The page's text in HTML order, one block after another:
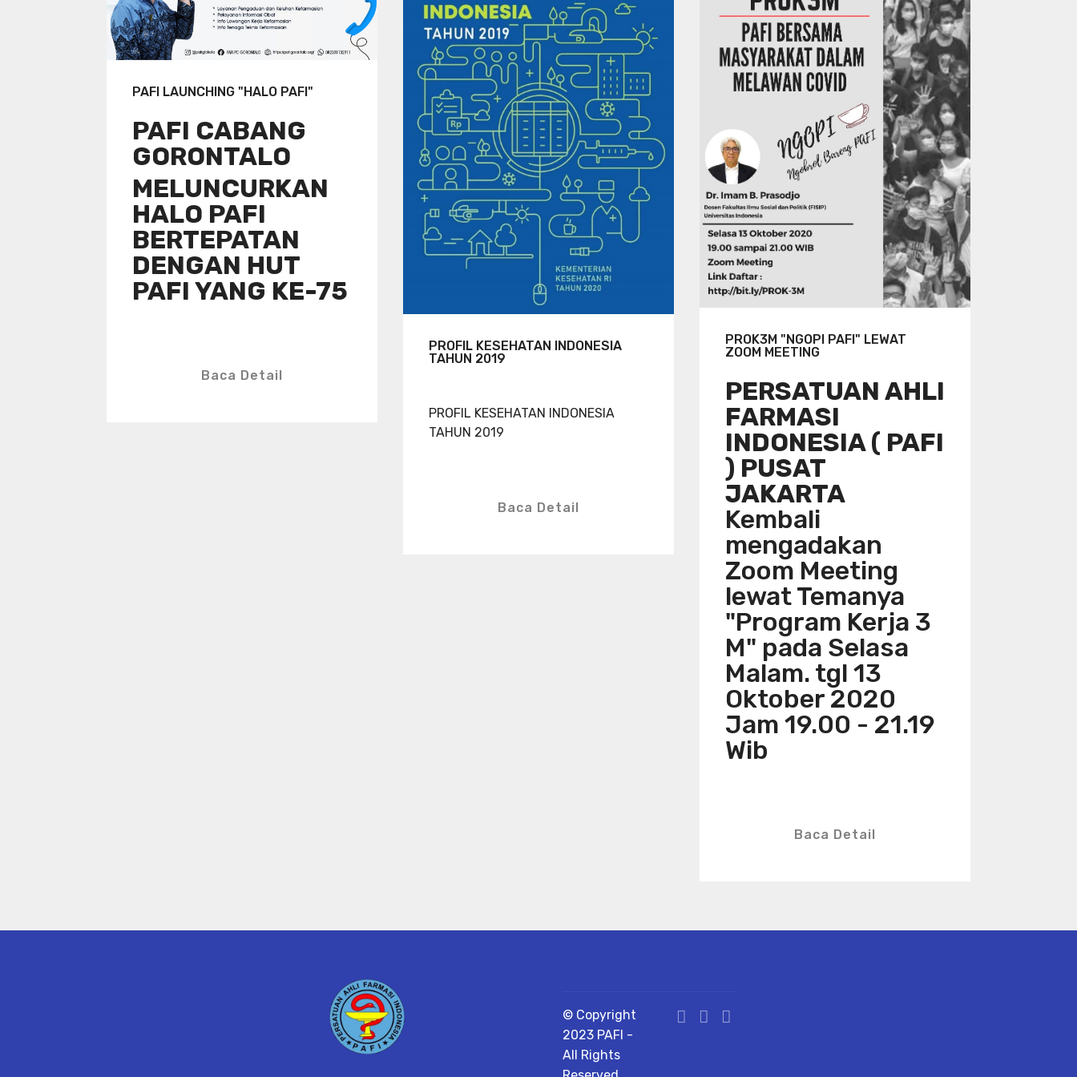
PAFI LAUNCHING "HALO PAFI"
PAFI CABANG
GORONTALO
MELUNCURKAN
HALO PAFI
BERTEPATAN
DENGAN HUT
PAFI YANG KE-75
Baca Detail
PROFIL KESEHATAN INDONESIA
TAHUN 2019
PROFIL KESEHATAN INDONESIA
TAHUN 2019
Baca Detail
PROK3M "NGOPI PAFI" LEWAT
ZOOM MEETING
PERSATUAN AHLI
FARMASI
INDONESIA ( PAFI
) PUSAT
JAKARTA
Kembali
mengadakan
Zoom Meeting
lewat Temanya
"Program Kerja 3
M" pada Selasa
Malam. tgl 13
Oktober 2020
Jam 19.00 - 21.19
Wib
Baca Detail
© Copyright
2023 PAFI -
All Rights